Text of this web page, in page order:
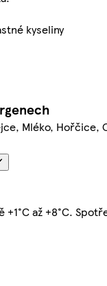
kyseliny
Mléko,
až +8°C.